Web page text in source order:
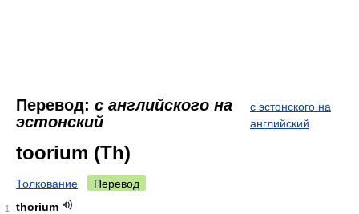
Перевод: с английского на
эстонский
с эстонского на
английский
toorium (Th)
Толкование Перевод
1
thorium